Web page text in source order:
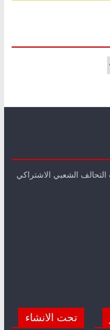
الشعبي الاشتراكي
تحت الانشاء